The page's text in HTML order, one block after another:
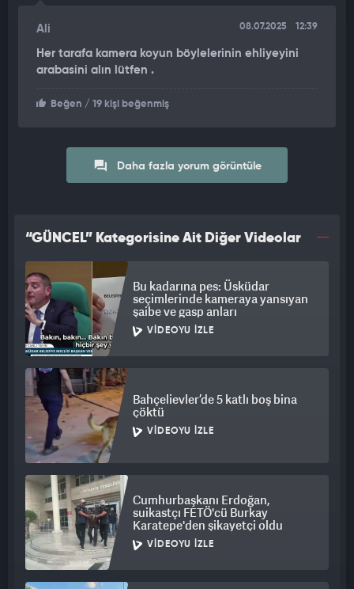
Ali 08.07.2025 12:39
Her tarafa kamera koyun böylelerinin ehliyeyini
arabasini alın lütfen .
Beğen / 19 kişi beğenmiş
Daha fazla yorum görüntüle
“GÜNCEL” Kategorisine Ait Diğer Videolar
Bu kadarına pes: Üsküdar
seçimlerinde kameraya yansıyan
şaibe ve gasp anları
VIDEOYU İZLE
Bahçelievler’de 5 katlı boş bina
çöktü
VIDEOYU İZLE
Cumhurbaşkanı Erdoğan,
suikastçı FETÖ'cü Burkay
Karatepe'den şikayetçi oldu
VIDEOYU İZLE